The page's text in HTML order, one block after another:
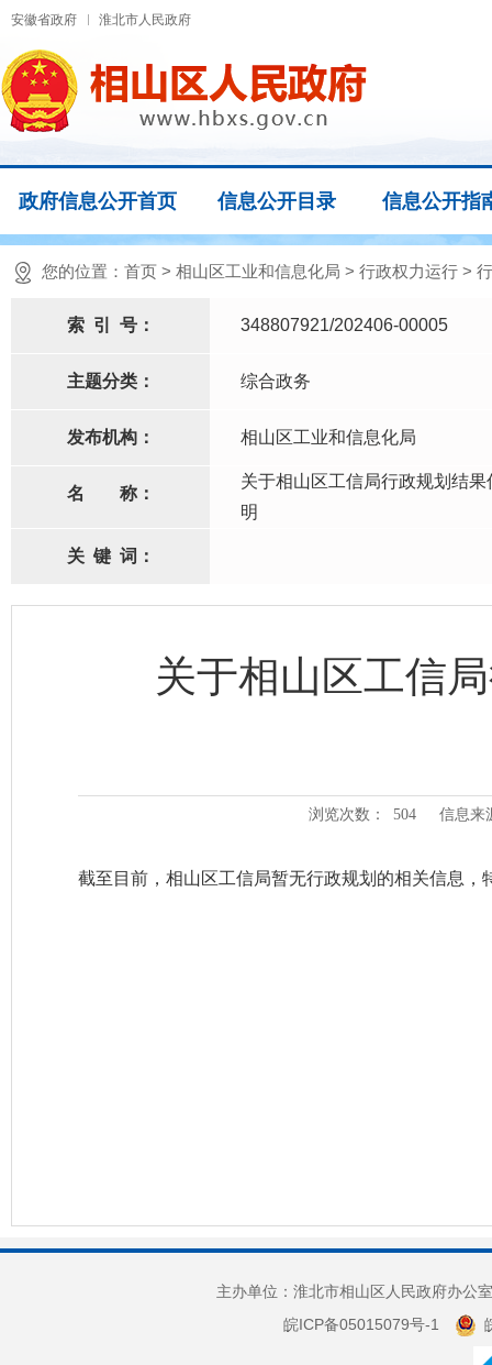
安徽省政府 淮北市人民政府
政府信息公开首页 信息公开目录 信息公开指
您的位置： 首页 > 相山区工业和信息化局 > 行政权力运行 >
索 引 号： 348807921/202406-00005
主题分类： 综合政务
发布机构： 相山区工业和信息化局
名 称：
关于相山区工信局行政规划结
明
关 键 词：
关于相山区工信
浏览次数： 504 信息来
截至目前，相山区工信局暂无行政规划的相关信息，
主办单位：淮北市相山区人民政府办
皖ICP备05015079号-1